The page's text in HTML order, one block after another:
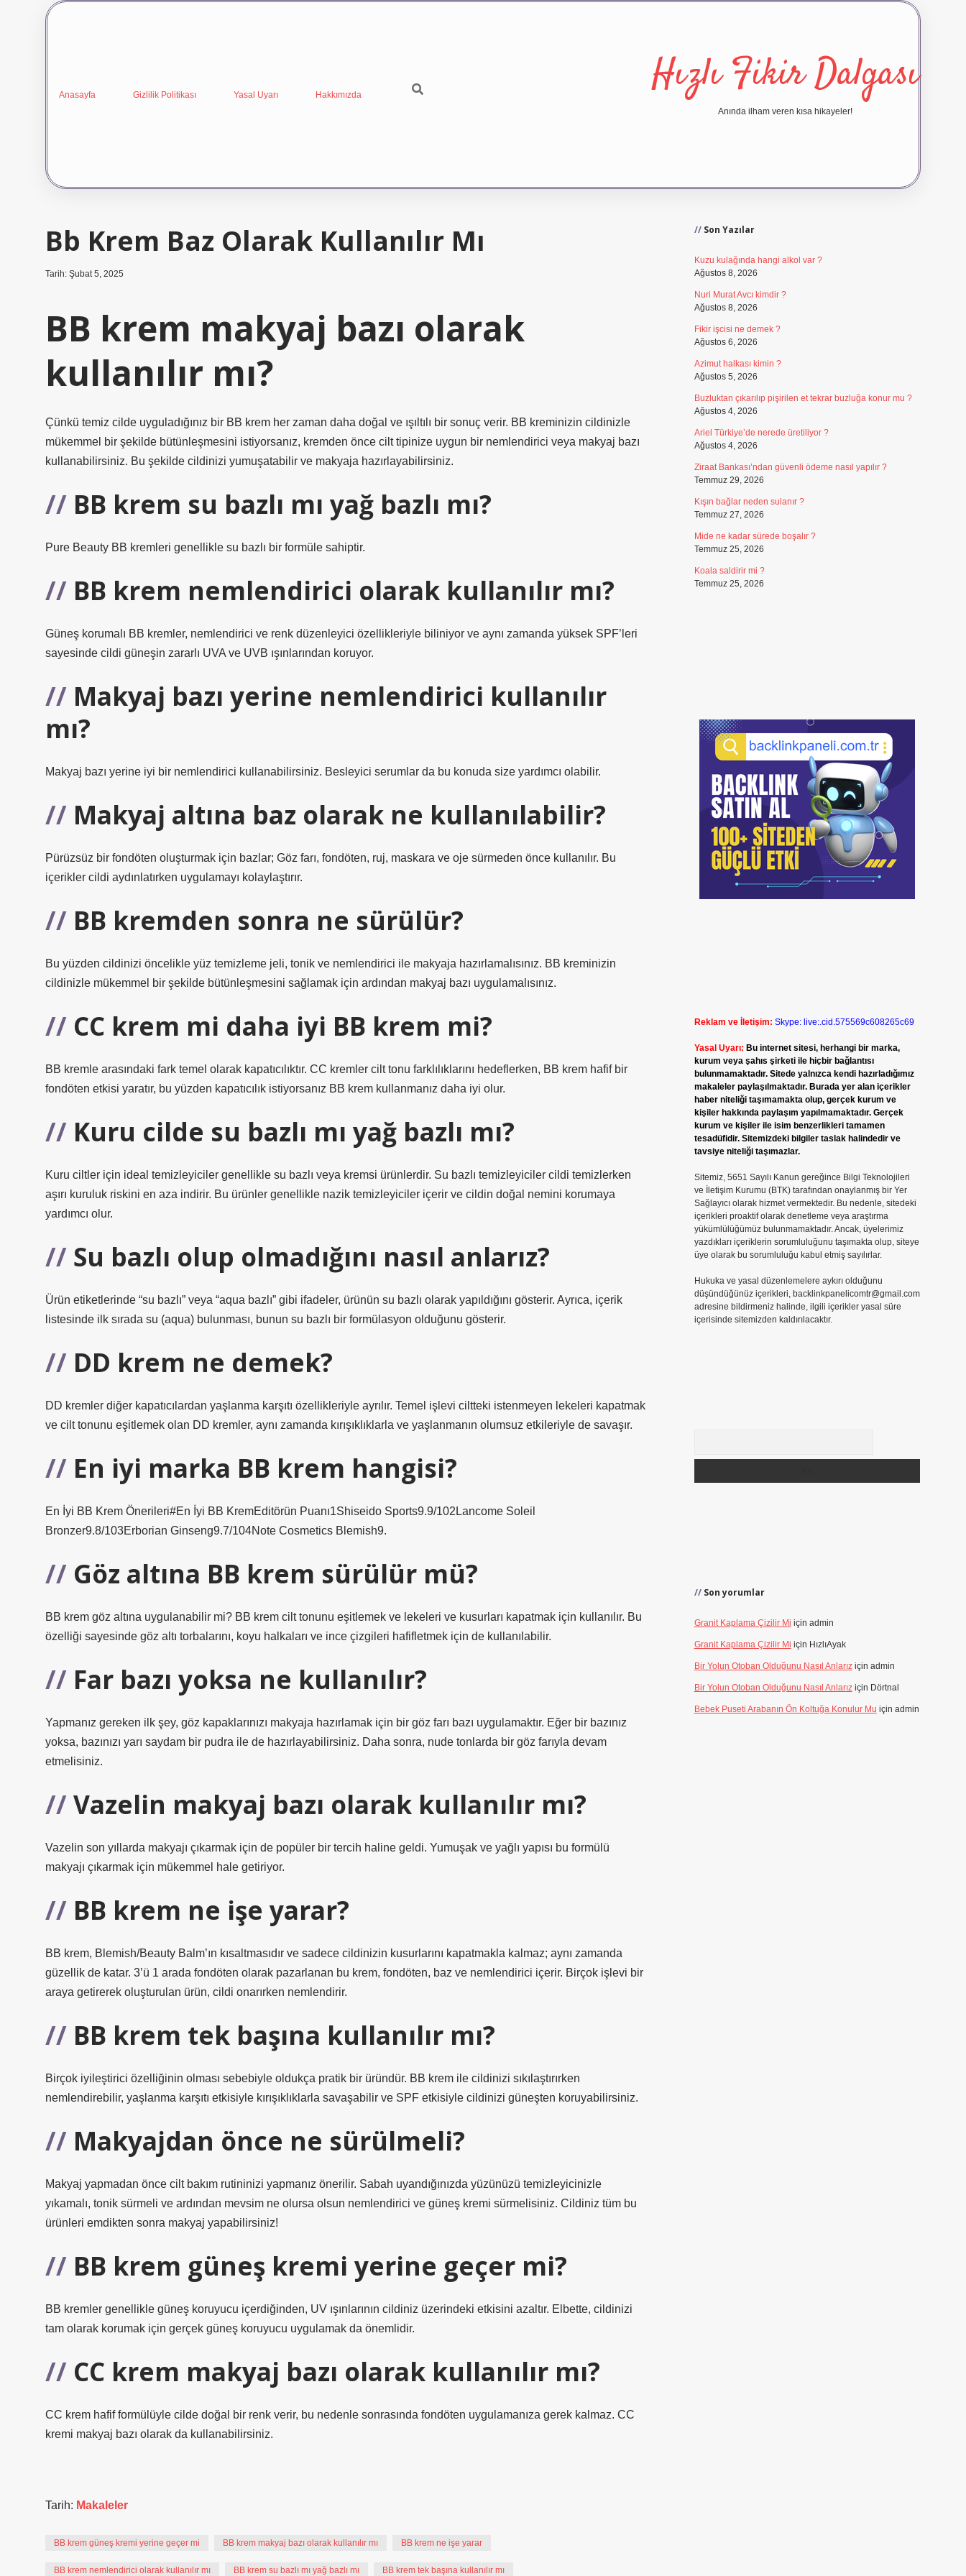
Anasayfa Gizlilik Politikası Yasal Uyarı Hakkımızda Hızlı Fikir Dalgası
Anında ilham veren kısa hikayeler!
Bb Krem Baz Olarak Kullanılır Mı
Tarih: Şubat 5, 2025
BB krem makyaj bazı olarak
kullanılır mı?
Çünkü temiz cilde uyguladığınız bir BB krem ​​her zaman daha doğal ve ışıltılı bir sonuç verir. BB kreminizin cildinizle
mükemmel bir şekilde bütünleşmesini istiyorsanız, kremden önce cilt tipinize uygun bir nemlendirici veya makyaj bazı
kullanabilirsiniz. Bu şekilde cildinizi yumuşatabilir ve makyaja hazırlayabilirsiniz.
BB krem su bazlı mı yağ bazlı mı?
Pure Beauty BB kremleri genellikle su bazlı bir formüle sahiptir.
BB krem nemlendirici olarak kullanılır mı?
Güneş korumalı BB kremler, nemlendirici ve renk düzenleyici özellikleriyle biliniyor ve aynı zamanda yüksek SPF’leri
sayesinde cildi güneşin zararlı UVA ve UVB ışınlarından koruyor.
Makyaj bazı yerine nemlendirici kullanılır
mı?
Makyaj bazı yerine iyi bir nemlendirici kullanabilirsiniz. Besleyici serumlar da bu konuda size yardımcı olabilir.
Makyaj altına baz olarak ne kullanılabilir?
Pürüzsüz bir fondöten oluşturmak için bazlar; Göz farı, fondöten, ruj, maskara ve oje sürmeden önce kullanılır. Bu
içerikler cildi aydınlatırken uygulamayı kolaylaştırır.
BB kremden sonra ne sürülür?
Bu yüzden cildinizi öncelikle yüz temizleme jeli, tonik ve nemlendirici ile makyaja hazırlamalısınız. BB kreminizin
cildinizle mükemmel bir şekilde bütünleşmesini sağlamak için ardından makyaj bazı uygulamalısınız.
CC krem mi daha iyi BB krem mi?
BB kremle arasındaki fark temel olarak kapatıcılıktır. CC kremler cilt tonu farklılıklarını hedeflerken, BB krem ​​hafif bir
fondöten etkisi yaratır, bu yüzden kapatıcılık istiyorsanız BB krem ​​kullanmanız daha iyi olur.
Kuru cilde su bazlı mı yağ bazlı mı?
Kuru ciltler için ideal temizleyiciler genellikle su bazlı veya kremsi ürünlerdir. Su bazlı temizleyiciler cildi temizlerken
aşırı kuruluk riskini en aza indirir. Bu ürünler genellikle nazik temizleyiciler içerir ve cildin doğal nemini korumaya
yardımcı olur.
Su bazlı olup olmadığını nasıl anlarız?
Ürün etiketlerinde “su bazlı” veya “aqua bazlı” gibi ifadeler, ürünün su bazlı olarak yapıldığını gösterir. Ayrıca, içerik
listesinde ilk sırada su (aqua) bulunması, bunun su bazlı bir formülasyon olduğunu gösterir.
DD krem ne demek?
DD kremler diğer kapatıcılardan yaşlanma karşıtı özellikleriyle ayrılır. Temel işlevi ciltteki istenmeyen lekeleri kapatmak
ve cilt tonunu eşitlemek olan DD kremler, aynı zamanda kırışıklıklarla ve yaşlanmanın olumsuz etkileriyle de savaşır.
En iyi marka BB krem hangisi?
En İyi BB Krem Önerileri#En İyi BB KremEditörün Puanı1Shiseido Sports9.9/102Lancome Soleil
Bronzer9.8/103Erborian Ginseng9.7/104Note Cosmetics Blemish9.
Göz altına BB krem sürülür mü?
BB krem ​​göz altına uygulanabilir mi? BB krem ​​cilt tonunu eşitlemek ve lekeleri ve kusurları kapatmak için kullanılır. Bu
özelliği sayesinde göz altı torbalarını, koyu halkaları ve ince çizgileri hafifletmek için de kullanılabilir.
Far bazı yoksa ne kullanılır?
Yapmanız gereken ilk şey, göz kapaklarınızı makyaja hazırlamak için bir göz farı bazı uygulamaktır. Eğer bir bazınız
yoksa, bazınızı yarı saydam bir pudra ile de hazırlayabilirsiniz. Daha sonra, nude tonlarda bir göz farıyla devam
etmelisiniz.
Vazelin makyaj bazı olarak kullanılır mı?
Vazelin son yıllarda makyajı çıkarmak için de popüler bir tercih haline geldi. Yumuşak ve yağlı yapısı bu formülü
makyajı çıkarmak için mükemmel hale getiriyor.
BB krem ne işe yarar?
BB krem, Blemish/Beauty Balm’ın kısaltmasıdır ve sadece cildinizin kusurlarını kapatmakla kalmaz; aynı zamanda
güzellik de katar. 3’ü 1 arada fondöten olarak pazarlanan bu krem, fondöten, baz ve nemlendirici içerir. Birçok işlevi bir
araya getirerek oluşturulan ürün, cildi onarırken nemlendirir.
BB krem tek başına kullanılır mı?
Birçok iyileştirici özelliğinin olması sebebiyle oldukça pratik bir üründür. BB krem ​​ile cildinizi sıkılaştırırken
nemlendirebilir, yaşlanma karşıtı etkisiyle kırışıklıklarla savaşabilir ve SPF etkisiyle cildinizi güneşten koruyabilirsiniz.
Makyajdan önce ne sürülmeli?
Makyaj yapmadan önce cilt bakım rutininizi yapmanız önerilir. Sabah uyandığınızda yüzünüzü temizleyicinizle
yıkamalı, tonik sürmeli ve ardından mevsim ne olursa olsun nemlendirici ve güneş kremi sürmelisiniz. Cildiniz tüm bu
ürünleri emdikten sonra makyaj yapabilirsiniz!
BB krem güneş kremi yerine geçer mi?
BB kremler genellikle güneş koruyucu içerdiğinden, UV ışınlarının cildiniz üzerindeki etkisini azaltır. Elbette, cildinizi
tam olarak korumak için gerçek güneş koruyucu uygulamak da önemlidir.
CC krem makyaj bazı olarak kullanılır mı?
CC krem ​​hafif formülüyle cilde doğal bir renk verir, bu nedenle sonrasında fondöten uygulamanıza gerek kalmaz. CC
kremi makyaj bazı olarak da kullanabilirsiniz.
Tarih: Makaleler
BB krem güneş kremi yerine geçer mi BB krem makyaj bazı olarak kullanılır mı BB krem ne işe yarar
BB krem nemlendirici olarak kullanılır mı BB krem su bazlı mı yağ bazlı mı BB krem tek başına kullanılır mı
Son Yazılar
Kuzu kulağında hangi alkol var ?
Ağustos 8, 2026
Nuri Murat Avcı kimdir ?
Ağustos 8, 2026
Fikir işcisi ne demek ?
Ağustos 6, 2026
Azimut halkası kimin ?
Ağustos 5, 2026
Buzluktan çıkarılıp pişirilen et tekrar buzluğa konur mu ?
Ağustos 4, 2026
Ariel Türkiye’de nerede üretiliyor ?
Ağustos 4, 2026
Ziraat Bankası’ndan güvenli ödeme nasıl yapılır ?
Temmuz 29, 2026
Kışın bağlar neden sulanır ?
Temmuz 27, 2026
Mide ne kadar sürede boşalır ?
Temmuz 25, 2026
Koala saldirir mi ?
Temmuz 25, 2026
Reklam ve İletişim: Skype: live:.cid.575569c608265c69
Yasal Uyarı: Bu internet sitesi, herhangi bir marka,
kurum veya şahıs şirketi ile hiçbir bağlantısı
bulunmamaktadır. Sitede yalnızca kendi hazırladığımız
makaleler paylaşılmaktadır. Burada yer alan içerikler
haber niteliği taşımamakta olup, gerçek kurum ve
kişiler hakkında paylaşım yapılmamaktadır. Gerçek
kurum ve kişiler ile isim benzerlikleri tamamen
tesadüfidir. Sitemizdeki bilgiler taslak halindedir ve
tavsiye niteliği taşımazlar.
Sitemiz, 5651 Sayılı Kanun gereğince Bilgi Teknolojileri
ve İletişim Kurumu (BTK) tarafından onaylanmış bir Yer
Sağlayıcı olarak hizmet vermektedir. Bu nedenle, sitedeki
içerikleri proaktif olarak denetleme veya araştırma
yükümlülüğümüz bulunmamaktadır. Ancak, üyelerimiz
yazdıkları içeriklerin sorumluluğunu taşımakta olup, siteye
üye olarak bu sorumluluğu kabul etmiş sayılırlar.
Hukuka ve yasal düzenlemelere aykırı olduğunu
düşündüğünüz içerikleri, backlinkpanelicomtr@gmail.com
adresine bildirmeniz halinde, ilgili içerikler yasal süre
içerisinde sitemizden kaldırılacaktır.
Son yorumlar
Granit Kaplama Çizilir Mi için admin
Granit Kaplama Çizilir Mi için HızlıAyak
Bir Yolun Otoban Olduğunu Nasıl Anlarıziçin admin
Bir Yolun Otoban Olduğunu Nasıl Anlarıziçin Dörtnal
Bebek Puseti Arabanın Ön Koltuğa Konulur Mu için admin